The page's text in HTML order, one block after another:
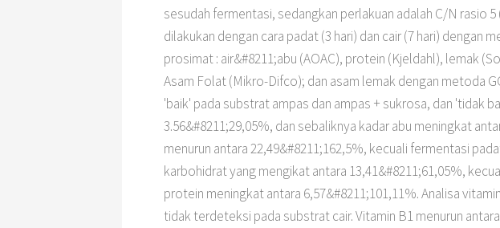
sesudah fermentasi, sedangkan perlakuan adalah C/N rasio
dilakukan dengan cara padat (3 hari) dan cair (7 hari) dengan
prosimat : air&#8211;abu (AOAC), protein (Kjeldahl), lemak
Asam Folat (Mikro-Difco); dan asam lemak dengan metoda
'baik' pada substrat ampas dan ampas + sukrosa, dan 'tidak
3.56&#8211;29,05%, dan sebaliknya kadar abu meningkat
menurun antara 22,49&#8211;162,5%, kecuali fermentasi
karbohidrat yang mengikat antara 13,41&#8211;61,05%,
protein meningkat antara 6,57&#8211;101,11%. Analisa
tidak terdeteksi pada substrat cair. Vitamin B1 menurun